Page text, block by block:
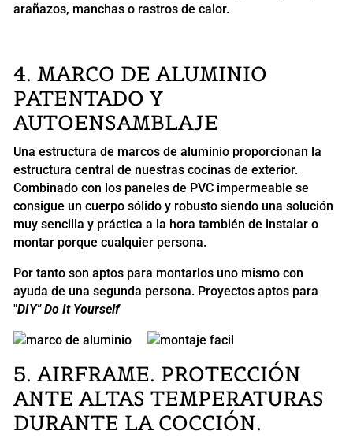
arañazos, manchas o rastros de calor.
4. MARCO DE ALUMINIO
PATENTADO Y
AUTOENSAMBLAJE
Una estructura de marcos de aluminio proporcionan la
estructura central de nuestras cocinas de exterior.
Combinado con los paneles de PVC impermeable se
consigue un cuerpo sólido y robusto siendo una solución
muy sencilla y práctica a la hora también de instalar o
montar porque cualquier persona.
Por tanto son aptos para montarlos uno mismo con
ayuda de una segunda persona. Proyectos aptos para
"DIY" Do It Yourself
5. AIRFRAME. PROTECCIÓN
ANTE ALTAS TEMPERATURAS
DURANTE LA COCCIÓN.